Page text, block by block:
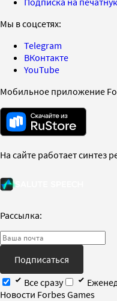
Мы в соцсетях:
Telegram
ВКонтакте
YouTube
Мобильное приложение
На сайте работает синтез
Рассылка:
Подписаться
Все сразу
Новости Forbes Games